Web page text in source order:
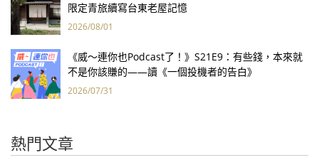
限定青旅續寫台東老屋記憶
2026/08/01
《威～連你也Podcast了！》S21E9：有些錢，本來就
不是你該賺的——讀《一個投機者的告白》
2026/07/31
熱門文章